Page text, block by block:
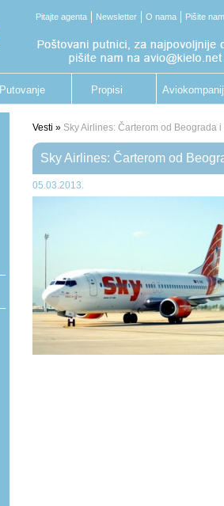
Pitajte agenta Newsletter O nama Pišite nam
Putovanje Propisi
Vesti » Sky Airlines: Čarterom od Beograda
Sky Airlines: Čarterom od
05.03.2013.